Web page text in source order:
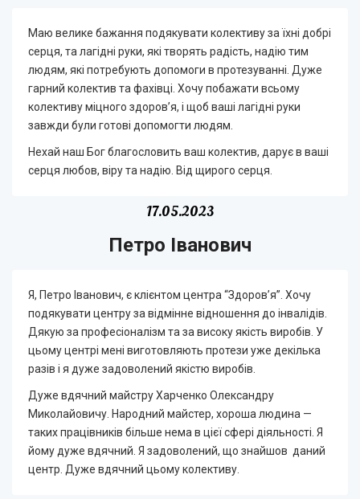
Маю велике бажання подякувати колективу за їхні добрі
серця, та лагідні руки, які творять радість, надію тим
людям, які потребують допомоги в протезуванні. Дуже
гарний колектив та фахівці. Хочу побажати всьому
колективу міцного здоров’я, і щоб ваші лагідні руки
завжди були готові допомогти людям.
Нехай наш Бог благословить ваш колектив, дарує в ваші
серця любов, віру та надію. Від щирого серця.
17.05.2023
Петро Іванович
Я, Петро Іванович, є клієнтом центра “Здоров’я”. Хочу
подякувати центру за відмінне відношення до інвалідів.
Дякую за професіоналізм та за високу якість виробів. У
цьому центрі мені виготовляють протези уже декілька
разів і я дуже задоволений якістю виробів.
Дуже вдячний майстру Харченко Олександру
Миколайовичу. Народний майстер, хороша людина —
таких працівників більше нема в цієї сфері діяльності. Я
йому дуже вдячний. Я задоволений, що знайшов даний
центр. Дуже вдячний цьому колективу.